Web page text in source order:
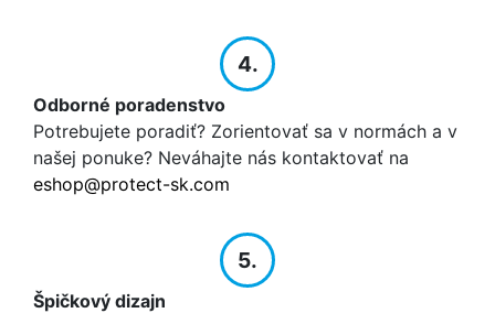
4.
Odborné poradenstvo
Potrebujete poradiť? Zorientovať sa v normách a v
našej ponuke? Neváhajte nás kontaktovať na
eshop@protect-sk.com
5.
Špičkový dizajn